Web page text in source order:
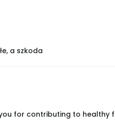
a szkoda
for contributing to healthy